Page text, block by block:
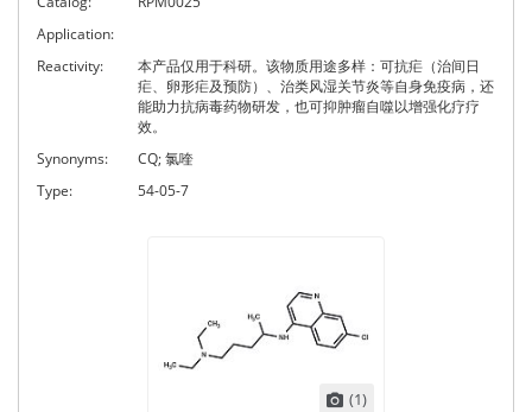
Application:
Reactivity:
本产品仅用于科研。该物质用途多样：可抗疟（治间日
疟、卵形疟及预防）、治类风湿关节炎等自身免疫病，还
能助力抗病毒药物研发，也可抑肿瘤自噬以增强化疗疗
效。
Synonyms:
CQ; 氯喹
Type:
54-05-7
(1)